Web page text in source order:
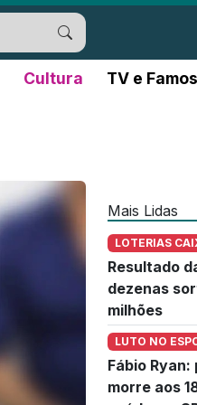
Cultura TV e
Mais Lidas
LOTERIAS
Resultado
dezenas
milhões
LUTO NO
Fábio
morre aos